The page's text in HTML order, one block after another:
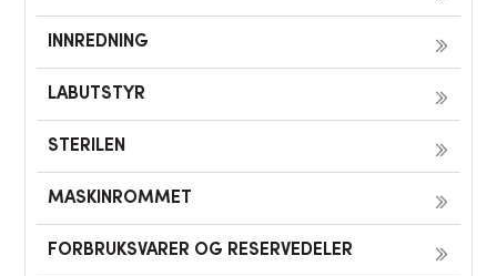
INNREDNING
LABUTSTYR
STERILEN
MASKINROMMET
FORBRUKSVARER OG RESERVEDELER